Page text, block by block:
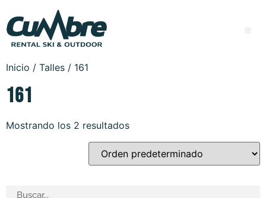
Inicio / Talles / 161
161
Mostrando los 2 resultados